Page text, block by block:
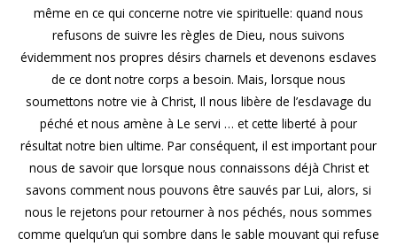
même en ce qui concerne notre vie spirituelle: quand nous
refusons de suivre les règles de Dieu, nous suivons
évidemment nos propres désirs charnels et devenons esclaves
de ce dont notre corps a besoin. Mais, lorsque nous
soumettons notre vie à Christ, Il nous libère de l’esclavage du
péché et nous amène à Le servi … et cette liberté à pour
résultat notre bien ultime. Par conséquent, il est important pour
nous de savoir que lorsque nous connaissons déjà Christ et
savons comment nous pouvons être sauvés par Lui, alors, si
nous le rejetons pour retourner à nos péchés, nous sommes
comme quelqu’un qui sombre dans le sable mouvant qui refuse